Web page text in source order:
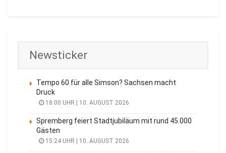
Newsticker
Tempo 60 für alle Simson? Sachsen macht
Druck
18:00 UHR | 10. AUGUST 2026
Spremberg feiert Stadtjubiläum mit rund 45.000
Gästen
15:24 UHR | 10. AUGUST 2026